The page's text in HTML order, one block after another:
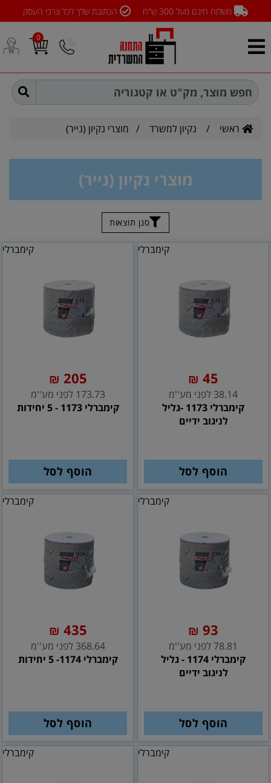
משלוח חינם מעל 300 ש"ח הכתובת שלך לכל צרכי העסק
0
ראשי / נקיון למשרד / מוצרי נקיון (נייר)
מוצרי נקיון (נייר)
סנן תוצאות
קימברלי
45
₪
38.14 לפני מע''מ
קימברלי 1173 -גליל
לניגוב ידיים
הוסף לסל
קימברלי
205
₪
173.73 לפני מע''מ
קימברלי 1173 - 5 יחידות
הוסף לסל
קימברלי
93
₪
78.81 לפני מע''מ
קימברלי 1174 - גליל
לניגוב ידיים
הוסף לסל
קימברלי
435
₪
368.64 לפני מע''מ
קימברלי 1174- 5 יחידות
הוסף לסל
קימברלי קימברלי